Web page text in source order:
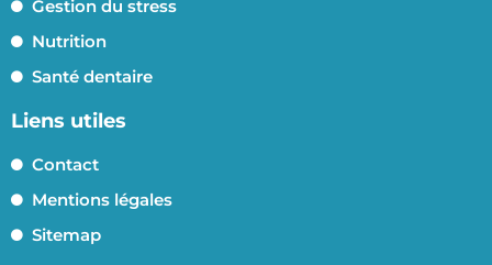
Gestion du stress
Nutrition
Santé dentaire
Liens utiles
Contact
Mentions légales
Sitemap